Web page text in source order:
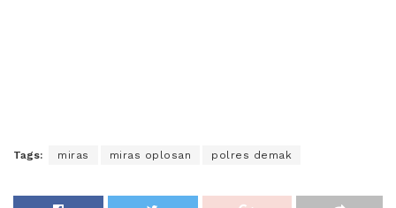
Tags: miras miras oplosan polres demak